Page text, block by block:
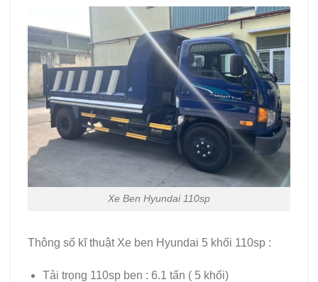
Xe Ben Hyundai 110sp
Thông số kĩ thuật Xe ben Hyundai 5 khối 110sp :
Tải trọng 110sp ben : 6.1 tấn ( 5 khối)